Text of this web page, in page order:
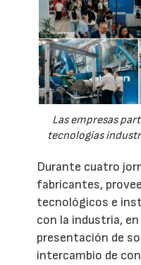
Las empresas
tecnologías
Durante cuatro
fabricantes,
tecnológicos e
con la industria,
presentación de
intercambio de